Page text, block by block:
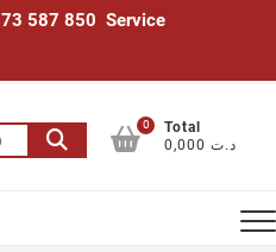
73 587 850 Service
Recherche
pour :
0
Total
0,000 د.ت